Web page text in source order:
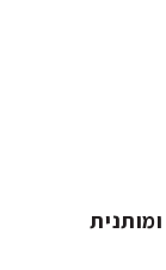
59 ומעלה ומותנית